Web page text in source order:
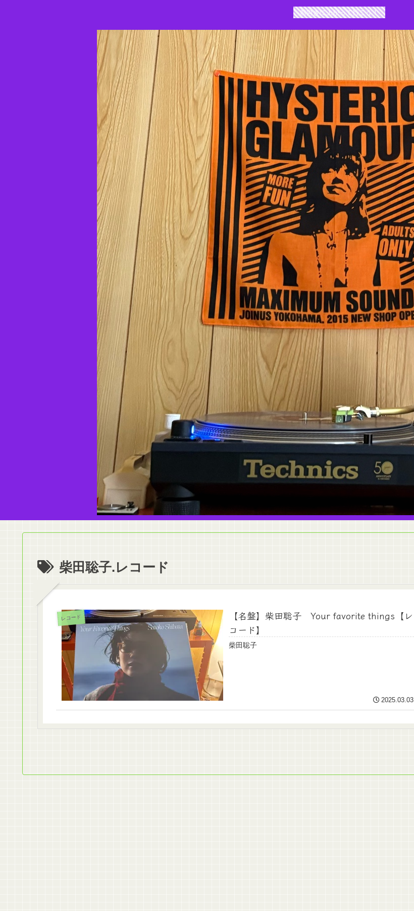
前向きに上がって行こう！
柴田聡子.レコード
レコード
【名盤】柴田聡子 Your favorite things【レ
コード】
柴田聡子
2025.03.03